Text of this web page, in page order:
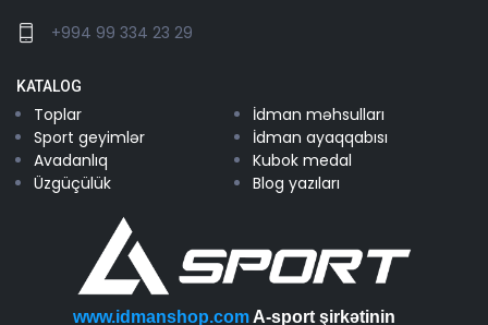
+994 99 334 23 29
KATALOG
Toplar
İdman məhsulları
Sport geyimlər
İdman ayaqqabısı
Avadanlıq
Kubok medal
Üzgüçülük
Blog yazıları
www.idmanshop.com A-sport şirkətinin